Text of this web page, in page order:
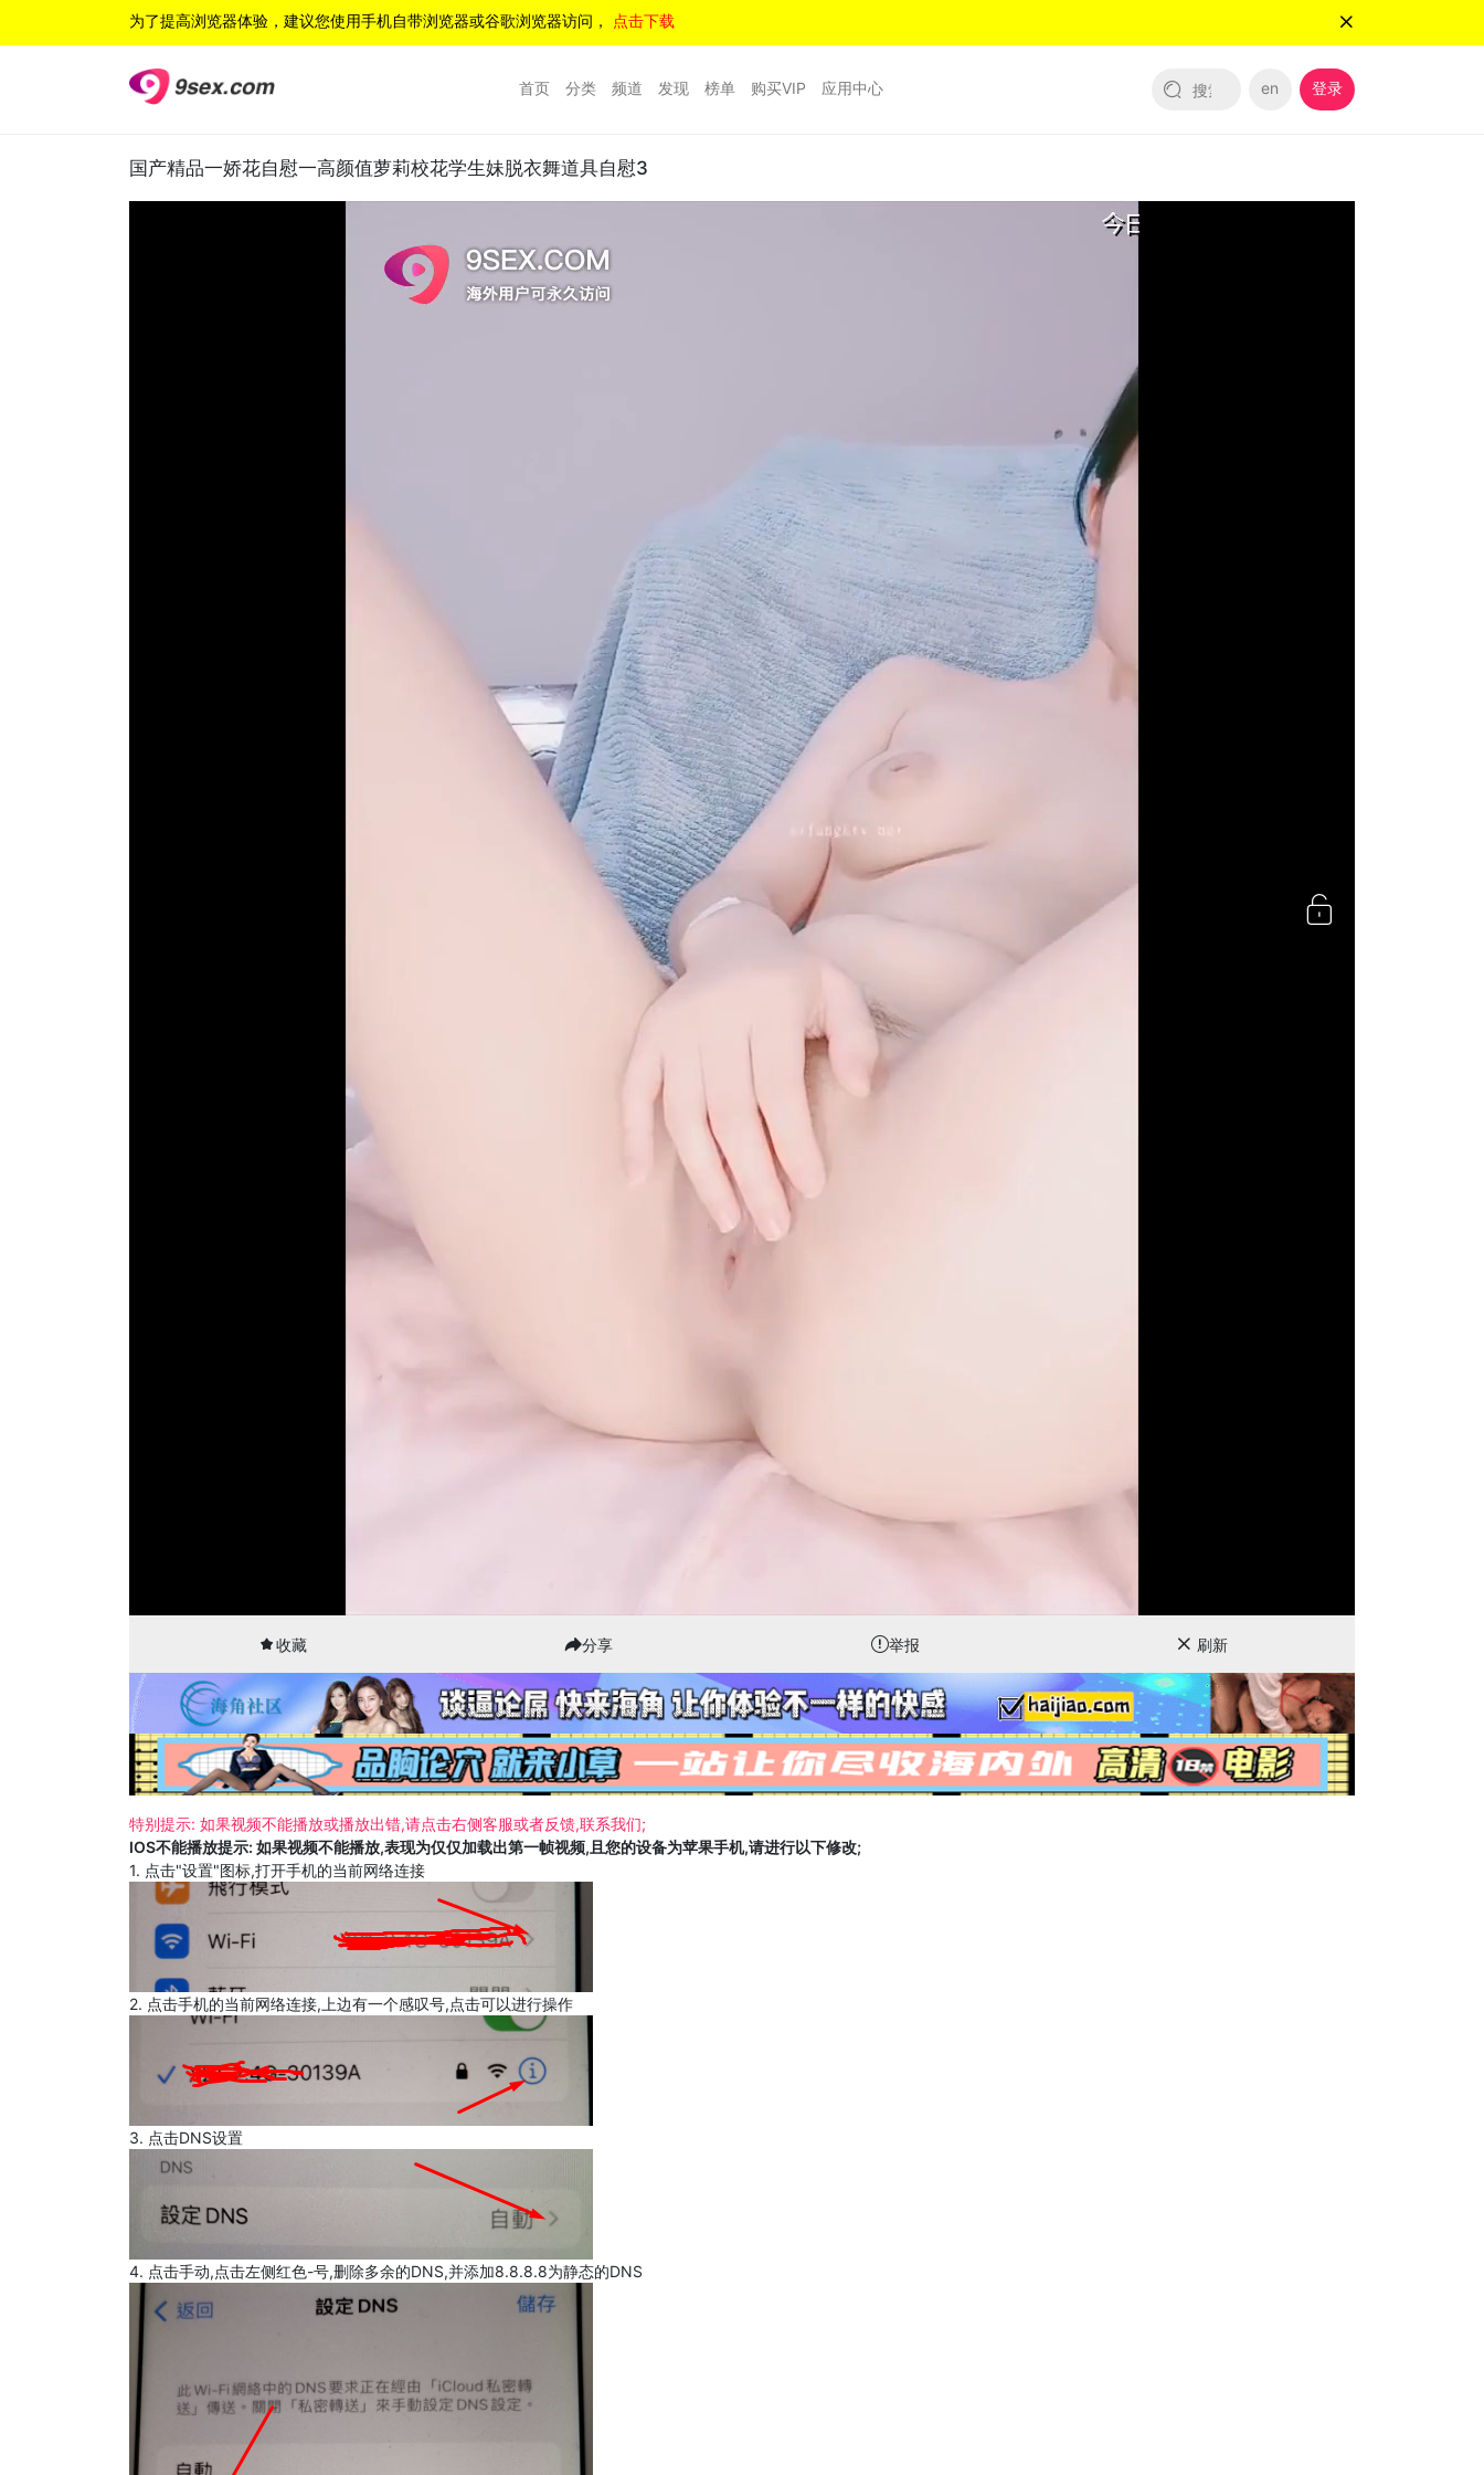
为了提高浏览器体验，建议您使用手机自带浏览器或谷歌浏览器访问， 点击下载
首页 分类 频道 发现 榜单 购买VIP 应用中心 en 登录
国产精品一娇花自慰一高颜值萝莉校花学生妹脱衣舞道具自慰3
收藏 分享 举报 刷新
特别提示: 如果视频不能播放或播放出错,请点击右侧客服或者反馈,联系我们;
IOS不能播放提示: 如果视频不能播放,表现为仅仅加载出第一帧视频,且您的设备为苹果手机,请进行以下修改;
1. 点击"设置"图标,打开手机的当前网络连接
2. 点击手机的当前网络连接,上边有一个感叹号,点击可以进行操作
3. 点击DNS设置
4. 点击手动,点击左侧红色-号,删除多余的DNS,并添加8.8.8.8为静态的DNS